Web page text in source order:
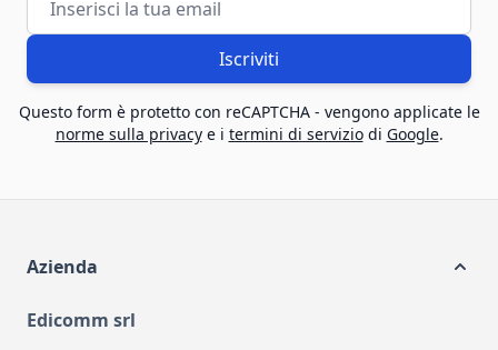
Iscriviti
Questo form è protetto con reCAPTCHA - vengono applicate le
norme sulla privacye i termini di serviziodi Google.
Azienda
Edicomm srl